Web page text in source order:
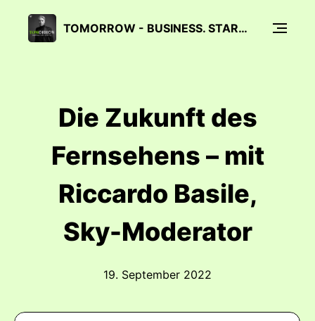
TOMORROW - BUSINESS. STARS. LIFESTYLE.
Die Zukunft des
Fernsehens – mit
Riccardo Basile,
Sky-Moderator
19. September 2022